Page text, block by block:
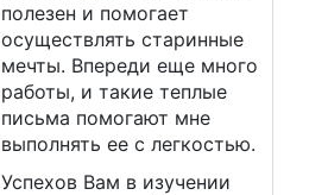
полезен и помогает
осуществлять старинные
мечты. Впереди еще много
работы, и такие теплые
письма помогают мне
выполнять ее с легкостью.
Успехов Вам в изучении